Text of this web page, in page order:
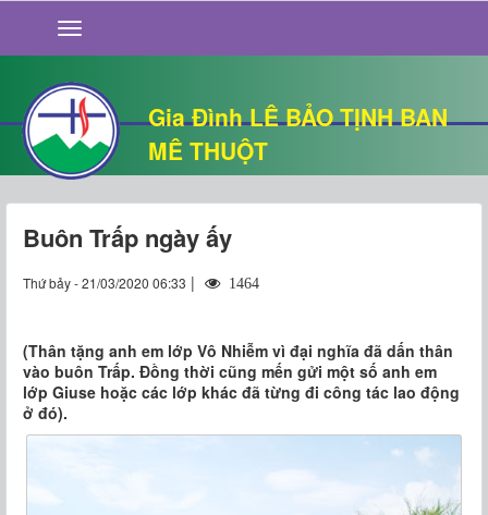
Gia Đình LÊ BẢO TỊNH BAN
MÊ THUỘT
GIỚI THIỆU
TIN TỨC
SỐNG ĐẠO
CHUYỆN NHÀ
QUÁN VĂN
THƯ GIÃN
Buôn Trấp ngày ấy
Thứ bảy - 21/03/2020 06:33 | 1464
(Thân tặng anh em lớp Vô Nhiễm vì đại nghĩa đã dấn thân
vào buôn Trấp. Đồng thời cũng mến gửi một số anh em
lớp Giuse hoặc các lớp khác đã từng đi công tác lao động
ở đó).